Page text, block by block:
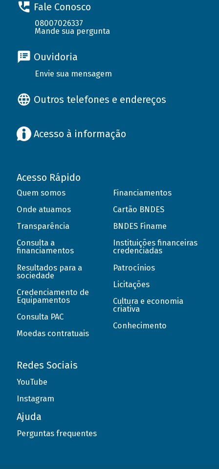
Fale Conosco
08007026337
Mande sua pergunta
Ouvidoria
Envie sua mensagem
Outros telefones e endereços
Acesso à informação
Acesso Rápido
Quem somos
Onde atuamos
Transparência
Consulta a
financiamentos
Resultados para a
sociedade
Credenciamento de
Equipamentos
Consulta PAC
Moedas contratuais
Financiamentos
Cartão BNDES
BNDES Finame
Instituições financeiras
credenciadas
Patrocínios
Licitações
Cultura e economia
criativa
Conhecimento
Redes Sociais
YouTube
Instagram
Ajuda
Perguntas frequentes